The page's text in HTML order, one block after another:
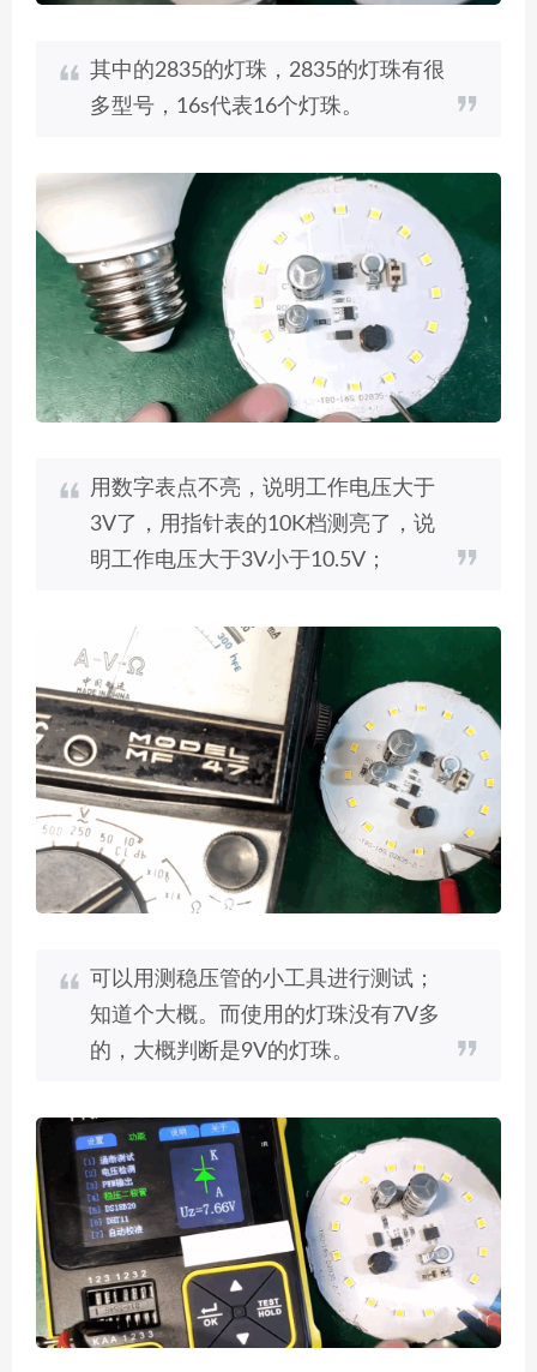
其中的2835的灯珠，2835的灯珠有很
多型号，16s代表16个灯珠。
用数字表点不亮，说明工作电压大于
3V了，用指针表的10K档测亮了，说
明工作电压大于3V小于10.5V；
可以用测稳压管的小工具进行测试；
知道个大概。而使用的灯珠没有7V多
的，大概判断是9V的灯珠。